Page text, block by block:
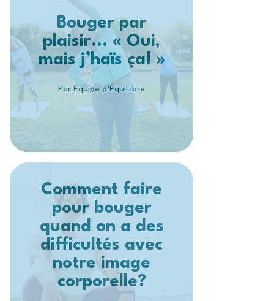
Bouger par
plaisir... « Oui,
mais j’haïs ça! »
Par Équipe d’ÉquiLibre
Comment faire
pour bouger
quand on a des
difficultés avec
notre image
corporelle?